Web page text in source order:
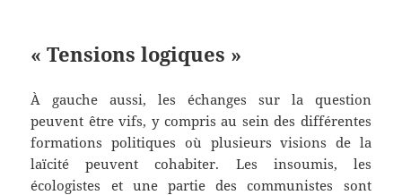
« Tensions logiques »
À gauche aussi, les échanges sur la question
peuvent être vifs, y compris au sein des différentes
formations politiques où plusieurs visions de la
laïcité peuvent cohabiter. Les insoumis, les
écologistes et une partie des communistes sont